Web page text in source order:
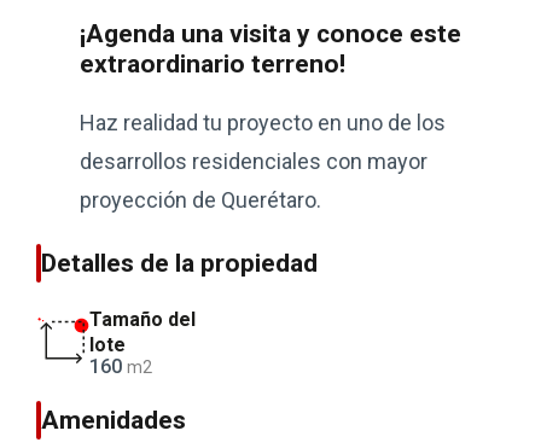
¡Agenda una visita y conoce este
extraordinario terreno!
Haz realidad tu proyecto en uno de los
desarrollos residenciales con mayor
proyección de Querétaro.
Detalles de la propiedad
Tamaño del
lote
160 m2
Amenidades